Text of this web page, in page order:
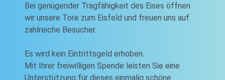
Bei genügender Tragfähigkeit des Eises öffnen
wir unsere Tore zum Eisfeld und freuen uns auf
zahlreiche Besucher.
Es wird kein Eintrittsgeld erhoben.
Mit Ihrer freiwilligen Spende leisten Sie eine
Unterstützung für dieses einmalig schöne